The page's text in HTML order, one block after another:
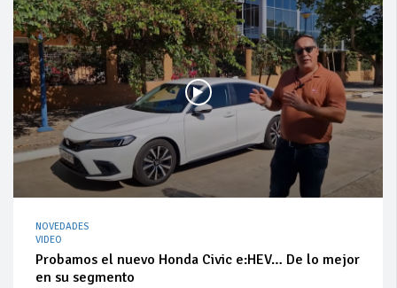
NOVEDADES
VIDEO
Probamos el nuevo Honda Civic e:HEV… De lo mejor
en su segmento